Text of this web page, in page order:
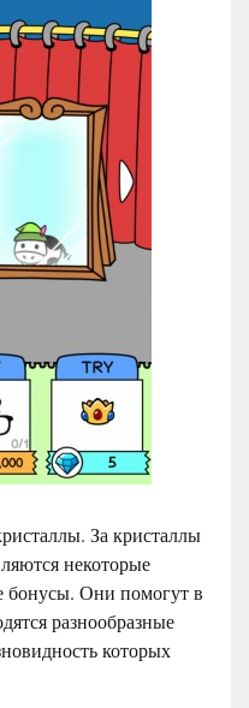
За кристаллы
некоторые
бонусы. Они помогут в
разнообразные
которых